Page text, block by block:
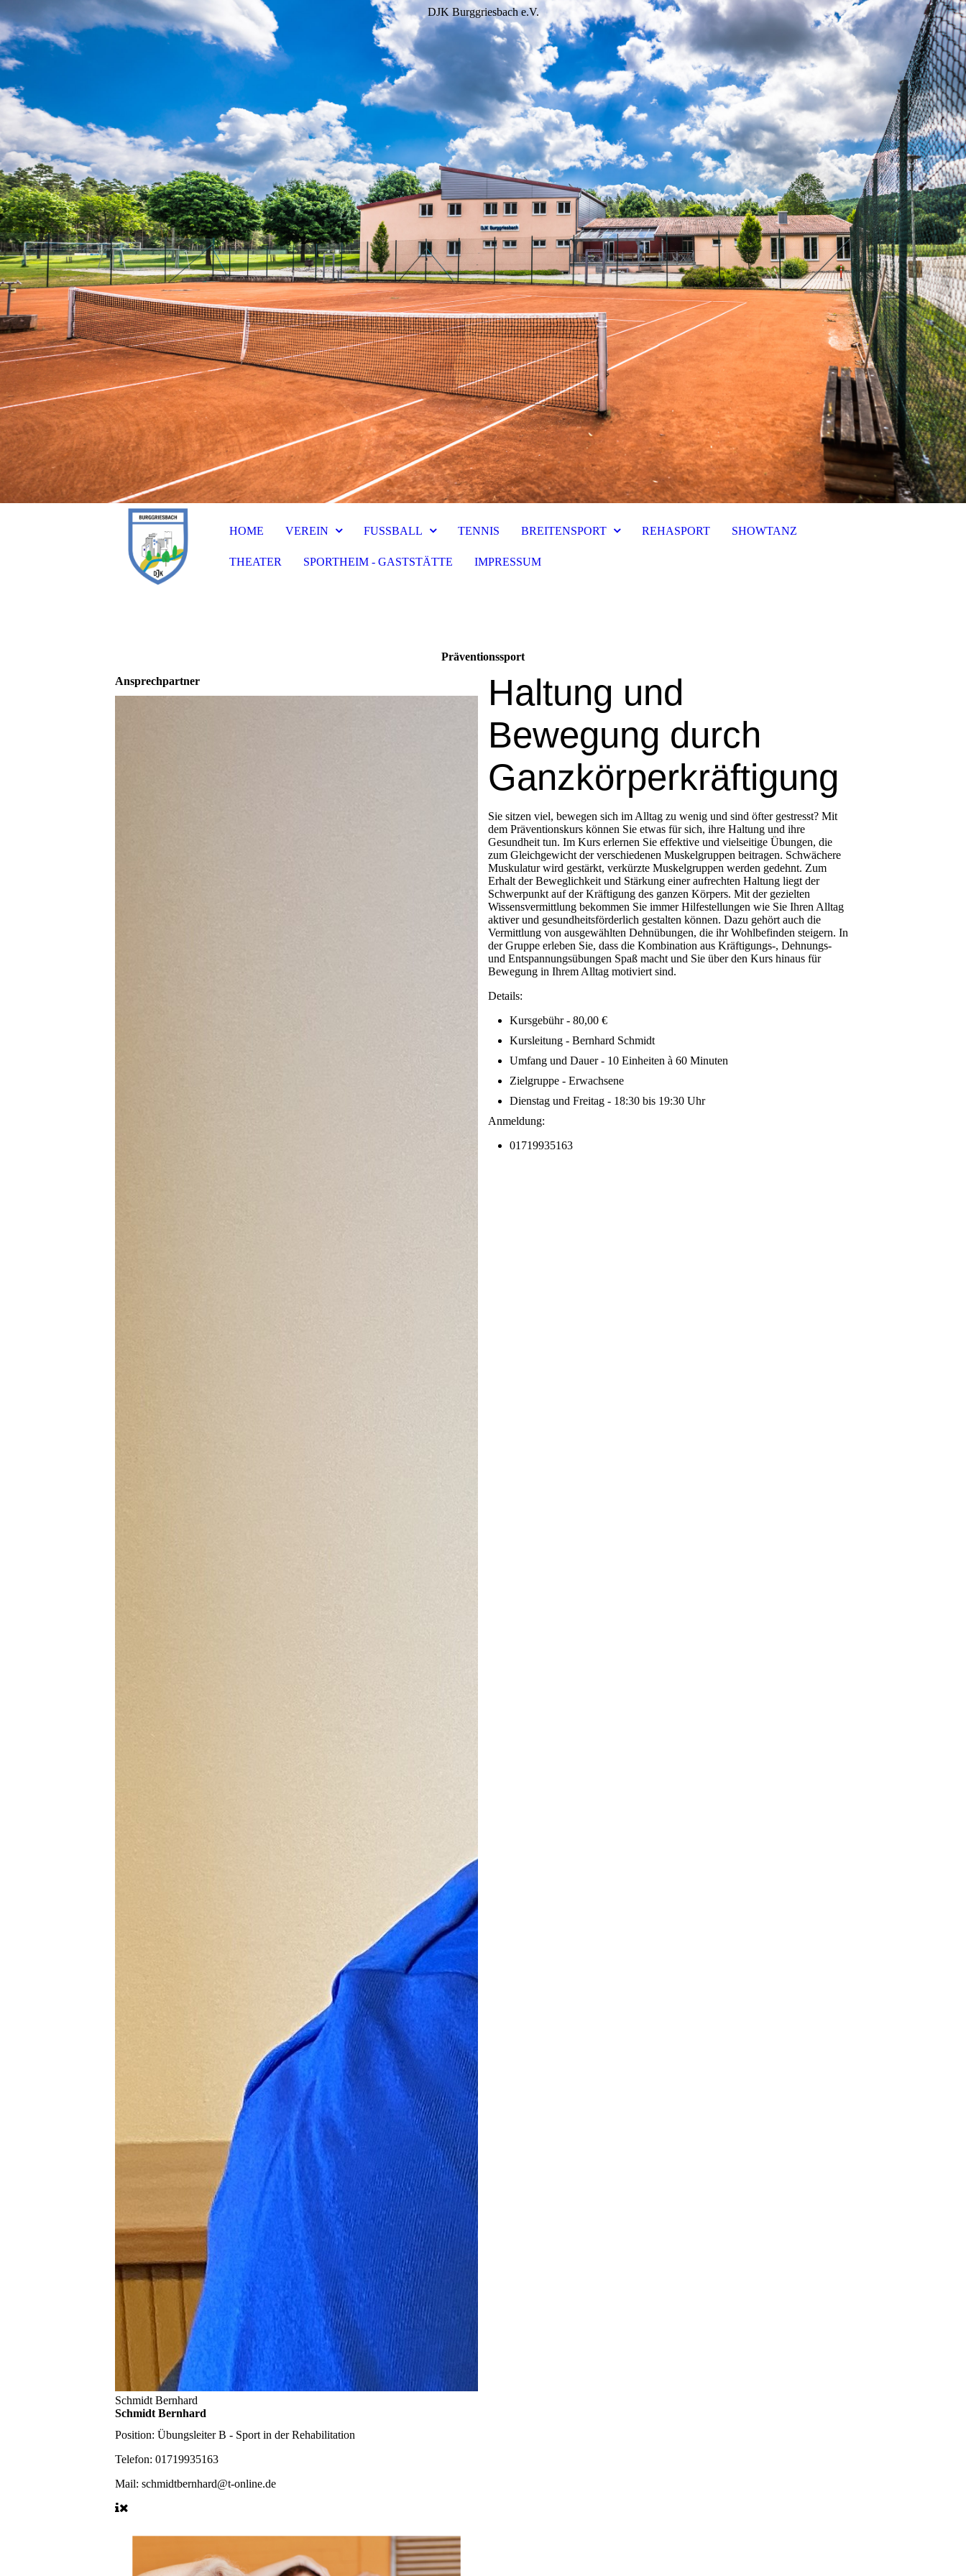
DJK Burggriesbach e.V.
HOME VEREIN FUSSBALL TENNIS BREITENSPORT REHASPORT SHOWTANZ
THEATER SPORTHEIM - GASTSTÄTTE IMPRESSUM
Präventionssport
Ansprechpartner
Schmidt Bernhard
Schmidt Bernhard
Position: Übungsleiter B - Sport in der Rehabilitation
Telefon: 01719935163
Mail: schmidtbernhard@t-online.de
Haltung und
Bewegung durch
Ganzkörperkräftigung
Sie sitzen viel, bewegen sich im Alltag zu wenig und sind öfter gestresst? Mit
dem Präventionskurs können Sie etwas für sich, ihre Haltung und ihre
Gesundheit tun. Im Kurs erlernen Sie effektive und vielseitige Übungen, die
zum Gleichgewicht der verschiedenen Muskelgruppen beitragen. Schwächere
Muskulatur wird gestärkt, verkürzte Muskelgruppen werden gedehnt. Zum
Erhalt der Beweglichkeit und Stärkung einer aufrechten Haltung liegt der
Schwerpunkt auf der Kräftigung des ganzen Körpers. Mit der gezielten
Wissensvermittlung bekommen Sie immer Hilfestellungen wie Sie Ihren Alltag
aktiver und gesundheitsförderlich gestalten können. Dazu gehört auch die
Vermittlung von ausgewählten Dehnübungen, die ihr Wohlbefinden steigern. In
der Gruppe erleben Sie, dass die Kombination aus Kräftigungs-, Dehnungs-
und Entspannungsübungen Spaß macht und Sie über den Kurs hinaus für
Bewegung in Ihrem Alltag motiviert sind.
Details:
Kursgebühr - 80,00 €
Kursleitung - Bernhard Schmidt
Umfang und Dauer - 10 Einheiten à 60 Minuten
Zielgruppe - Erwachsene
Dienstag und Freitag - 18:30 bis 19:30 Uhr
Anmeldung:
01719935163